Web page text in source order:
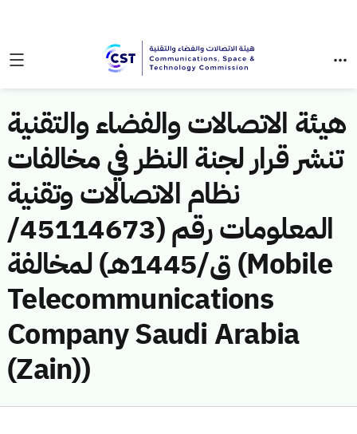
هيئة الاتصالات والفضاء والتقنية
تنشر قرار لجنة النظر في مخالفات
نظام الاتصالات وتقنية
المعلومات رقم (45114673/
ق/1445هـ) لمخالفة (Mobile
Telecommunications
Company Saudi Arabia
(Zain))